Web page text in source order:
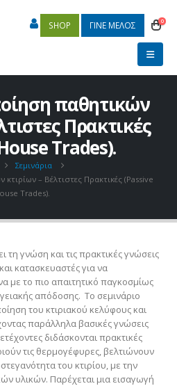
SHOP ΓΙΝΕ ΜΕΛΟΣ 0
παθητικών
Πρακτικές
Trades).
Σεμινάρια
– Βέλτιστες Πρακτικές (Passive
Trades).
τη γνώση και τις πρακτικές γνώσεις
κατασκευαστές για να
με το πιο απαιτητικό παγκοσμίως
απόδοσης. Το σεμινάριο
του κτιριακού κελύφους και
παράλληλα βασικές γνώσεις
διδάσκονται πρακτικές
τις θερμογέφυρες, βελτιώνουν
του κτιρίου, με την
υλικών. Παρέχεται μια εισαγωγή